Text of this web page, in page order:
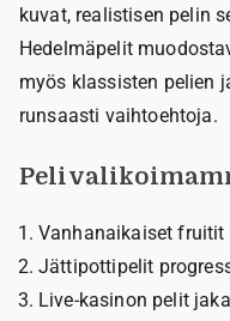
kuvat, realistisen pelin
Hedelmäpelit
myös klassisten pelien
runsaasti vaihtoehtoja.
Vanhanaikaiset
Jättipottipelit
Live-kasinon pelit